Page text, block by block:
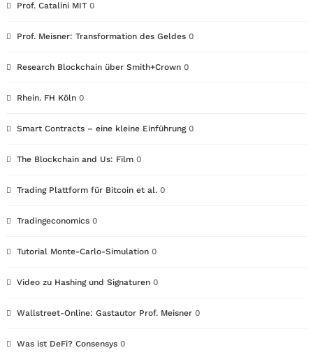
Prof. Catalini MIT 0
Prof. Meisner: Transformation des Geldes 0
Research Blockchain über Smith+Crown 0
Rhein. FH Köln 0
Smart Contracts – eine kleine Einführung0
The Blockchain and Us: Film 0
Trading Plattform für Bitcoin et al. 0
Tradingeconomics 0
Tutorial Monte-Carlo-Simulation 0
Video zu Hashing und Signaturen 0
Wallstreet-Online: Gastautor Prof. Meisner 0
Was ist DeFi? Consensys 0